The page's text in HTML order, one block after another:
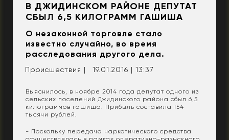
В ДЖИДИНСКОМ РАЙОНЕ ДЕПУТАТ
СБЫЛ 6,5 КИЛОГРАММ ГАШИША
О незаконной торговле стало
известно случайно, во время
расследования другого дела.
Происшествия | 19.01.2016 | 13:37
Выяснилось, в ноябре 2014 года депутат одного из
сельских поселений Джидинского района сбыл 6,5
килограммов гашиша. Прибыль составила 154
тысячи рублей.
- Поскольку передача наркотического средства